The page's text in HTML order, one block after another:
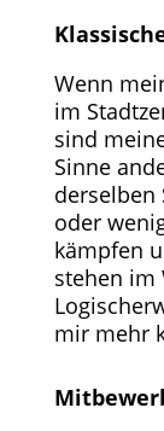
Wenn
im
sind
Sinne
derselben
oder
kämpfen
stehen im
mir mehr